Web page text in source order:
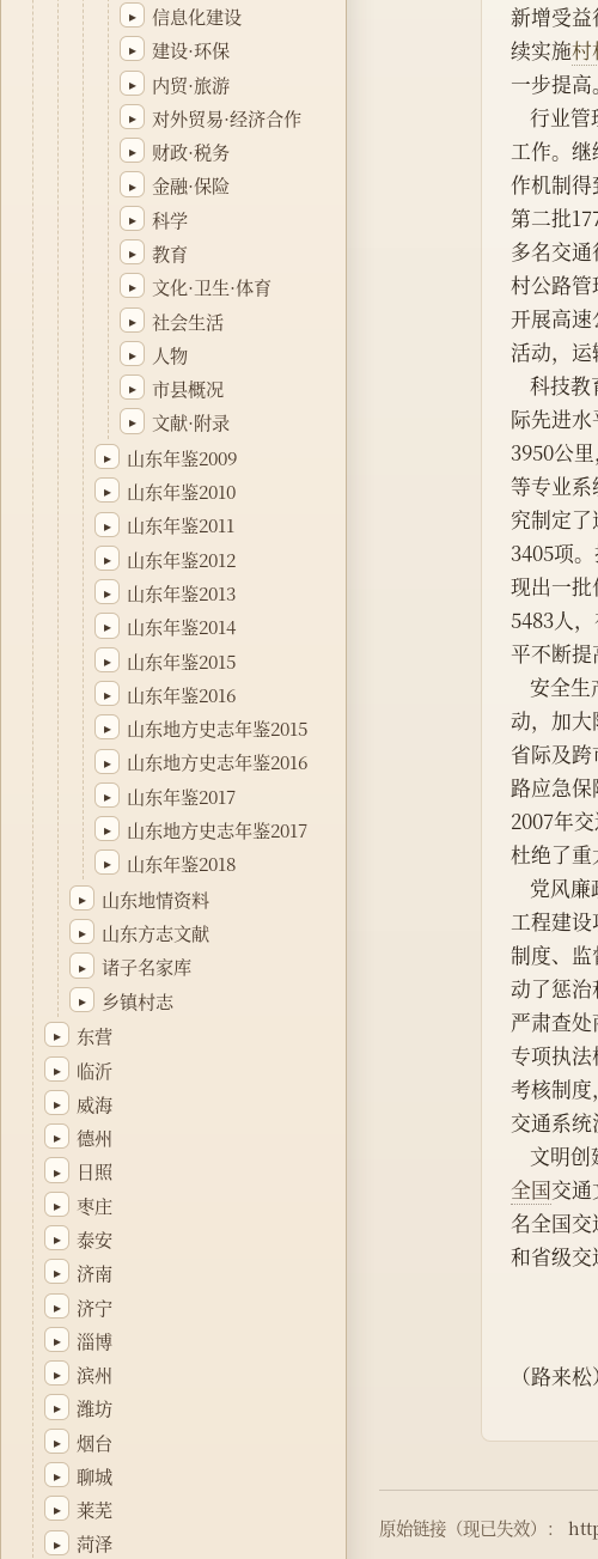
▸ 信息化建设
▸ 建设·环保
▸ 内贸·旅游
▸ 对外贸易·经济合作
▸ 财政·税务
▸ 金融·保险
▸ 科学
▸ 教育
▸ 文化·卫生·体育
▸ 社会生活
▸ 人物
▸ 市县概况
▸ 文献·附录
▸ 山东年鉴2009
▸ 山东年鉴2010
▸ 山东年鉴2011
▸ 山东年鉴2012
▸ 山东年鉴2013
▸ 山东年鉴2014
▸ 山东年鉴2015
▸ 山东年鉴2016
▸ 山东地方史志年鉴2015
▸ 山东地方史志年鉴2016
▸ 山东年鉴2017
▸ 山东地方史志年鉴2017
▸ 山东年鉴2018
▸ 山东地情资料
▸ 山东方志文献
▸ 诸子名家库
▸ 乡镇村志
▸ 东营
▸ 临沂
▸ 威海
▸ 德州
▸ 日照
▸ 枣庄
▸ 泰安
▸ 济南
▸ 济宁
▸ 淄博
▸ 滨州
▸ 潍坊
▸ 烟台
▸ 聊城
▸ 莱芜
▸ 菏泽
新增受益
续实施村
一步提高。
行
工作。
作机制
第二批
多名交
村公路
开展高
活动，运
科
际先进
3950公
等专业
究制定
3405项
现出一
5483人
平不断提
安
动，加大
省际及
路应急保
2007年
杜绝了重
党
工程建
制度、
动了惩治
严肃查
专项执
考核制
交通系统
文
全国交
名全国
和省级交
（路来松）
原始链接（现已失效）：